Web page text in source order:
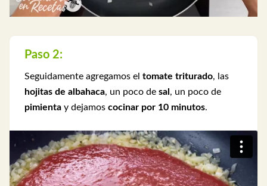
Paso 2:
Seguidamente agregamos el tomate triturado, las
hojitas de albahaca, un poco de sal , un poco de
pimienta y dejamos cocinar por 10 minutos.